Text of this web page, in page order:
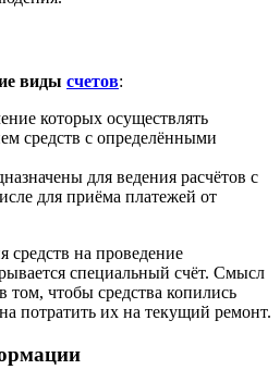
виды счетов:
которых осуществлять
средств с определёнными
для ведения расчётов с
для приёма платежей от
средств на проведение
специальный счёт. Смысл
том, чтобы средства копились
потратить их на текущий ремонт.